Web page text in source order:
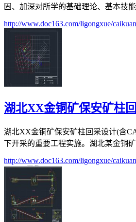
固、加深对所学的基础理论、基本技
http://www.doc163.com/ligongxue/
湖北XX金铜矿保安矿柱
湖北XX金铜矿保安矿柱回采设计(含
下开采的重要工程实施。湖北某金铜
http://www.doc163.com/ligongxue/